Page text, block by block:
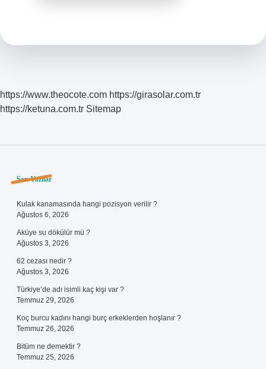
https://www.theocote.com https://girasolar.com.tr
https://ketuna.com.tr Sitemap
Sidebar
Son Yazılar
Kulak kanamasında hangi pozisyon verilir ?
Ağustos 6, 2026
Aküye su dökülür mü ?
Ağustos 3, 2026
62 cezası nedir ?
Ağustos 3, 2026
Türkiye’de adı isimli kaç kişi var ?
Temmuz 29, 2026
Koç burcu kadını hangi burç erkeklerden hoşlanır ?
Temmuz 26, 2026
Bitüm ne demektir ?
Temmuz 25, 2026